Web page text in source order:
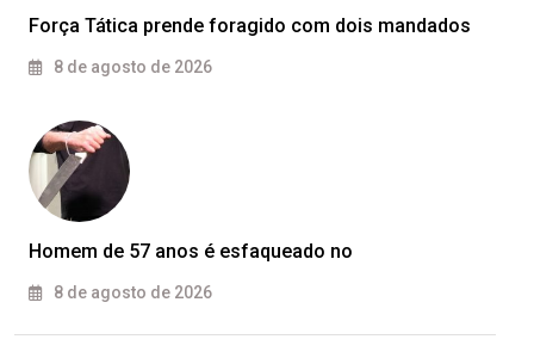
Força Tática prende foragido com dois mandados
8 de agosto de 2026
Homem de 57 anos é esfaqueado no
8 de agosto de 2026